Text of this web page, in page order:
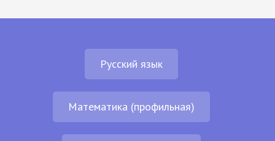
Русский язык
Математика (профильная)